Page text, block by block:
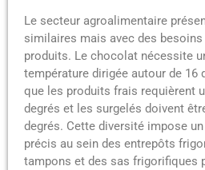
Le secteur agroalimentaire
similaires mais avec des
produits. Le chocolat nécessite
température dirigée autour de 16
que les produits frais requièrent
degrés et les surgelés doivent
degrés. Cette diversité impose
précis au sein des entrepôts
tampons et des sas frigorifiques